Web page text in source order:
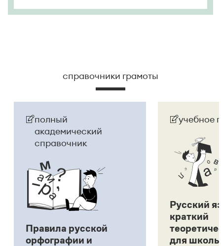
справочники грамоты
полный
академический
справочник
Правила русской
орфографии и
учебное
Русский
краткий
для